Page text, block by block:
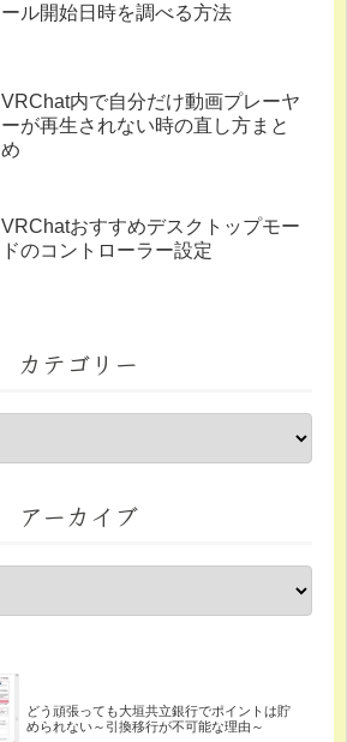
ール開始日時を調べる方法
VRChat内で自分だけ動画プレーヤ
ーが再生されない時の直し方まと
め
VRChatおすすめデスクトップモー
ドのコントローラー設定
カテゴリー
アーカイブ
どう頑張っても大垣共立銀行でポイントは貯
められない～引換移行が不可能な理由～